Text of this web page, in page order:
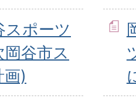
スポーツ
谷市ス
)